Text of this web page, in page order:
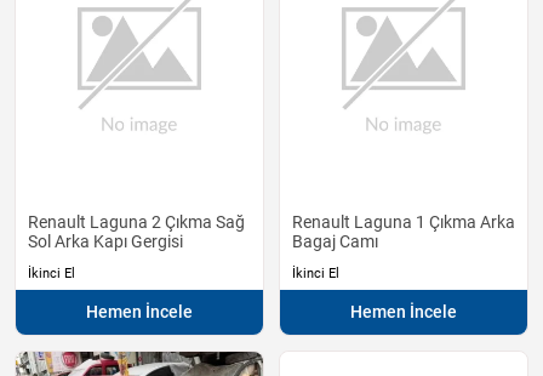
Renault Laguna 2 Çıkma Sağ
Sol Arka Kapı Gergisi
İkinci El
Hemen İncele
Renault Laguna 1 Çıkma Arka
Bagaj Camı
İkinci El
Hemen İncele